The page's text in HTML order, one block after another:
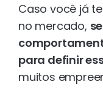
Caso você já
no mercado,
para definir
muitos